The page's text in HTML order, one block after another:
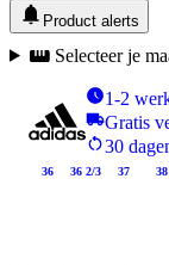
Product alerts
Selecteer je
1-2
Gratis
30
36 36 2/3 37 38